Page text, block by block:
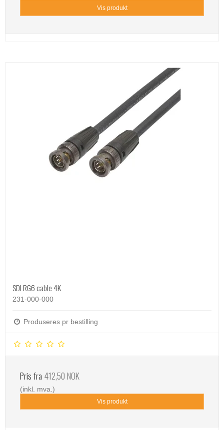
Vis produkt
SDI RG6 cable 4K
231-000-000
Produseres pr bestilling
Pris fra 412,50 NOK
(inkl. mva.)
Vis produkt